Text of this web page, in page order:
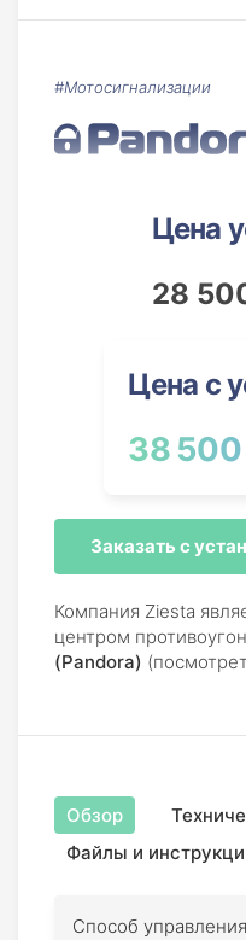
#Мотосигнализации
Цена
28
Цена с
38
Заказать с
Компания Ziesta
центром
(Pandora)
Обзор
Файлы и
Способ управления